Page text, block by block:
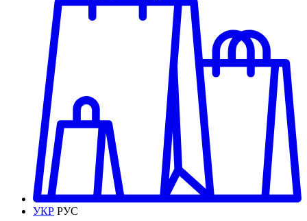
УКР РУС